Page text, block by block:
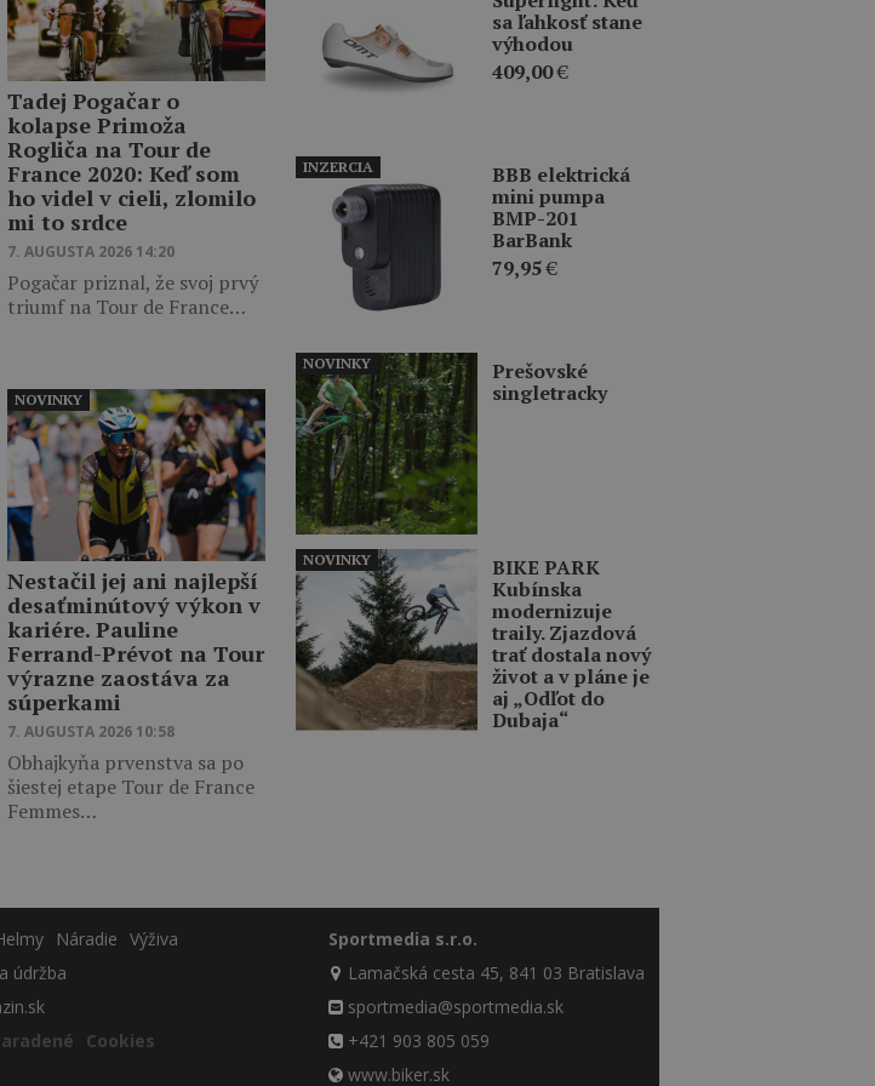
Tadej Pogačar o
kolapse Primoža
Rogliča na Tour de
France 2020: Keď som
ho videl v cieli, zlomilo
mi to srdce
7. AUGUSTA 2026 14:20
Pogačar priznal, že svoj prvý
triumf na Tour de France…
Nestačil jej ani najlepší
desaťminútový výkon v
kariére. Pauline
Ferrand-Prévot na Tour
výrazne zaostáva za
súperkami
7. AUGUSTA 2026 10:58
Obhajkyňa prvenstva sa po
šiestej etape Tour de France
Femmes…
NOVINKY
sa ľahkosť stane
výhodou
409,00€
BBB elektrická
mini pumpa
BMP-201
BarBank
79,95€
INZERCIA
Prešovské
singletracky
NOVINKY
BIKE PARK
Kubínska
modernizuje
traily. Zjazdová
trať dostala nový
život a v pláne je
aj „Odľot do
Dubaja“
NOVINKY
Náradie Výživa
údržba
Cookies
Sportmedia s.r.o.
Lamačská cesta 45, 841 03 Bratislava
sportmedia@sportmedia.sk
+421 903 805 059
www.biker.sk